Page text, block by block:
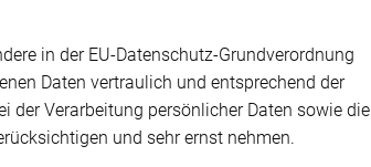
in der EU-Datenschutz-Grundverordnung
Daten vertraulich und entsprechend der
der Verarbeitung persönlicher Daten sowie die
und sehr ernst nehmen.